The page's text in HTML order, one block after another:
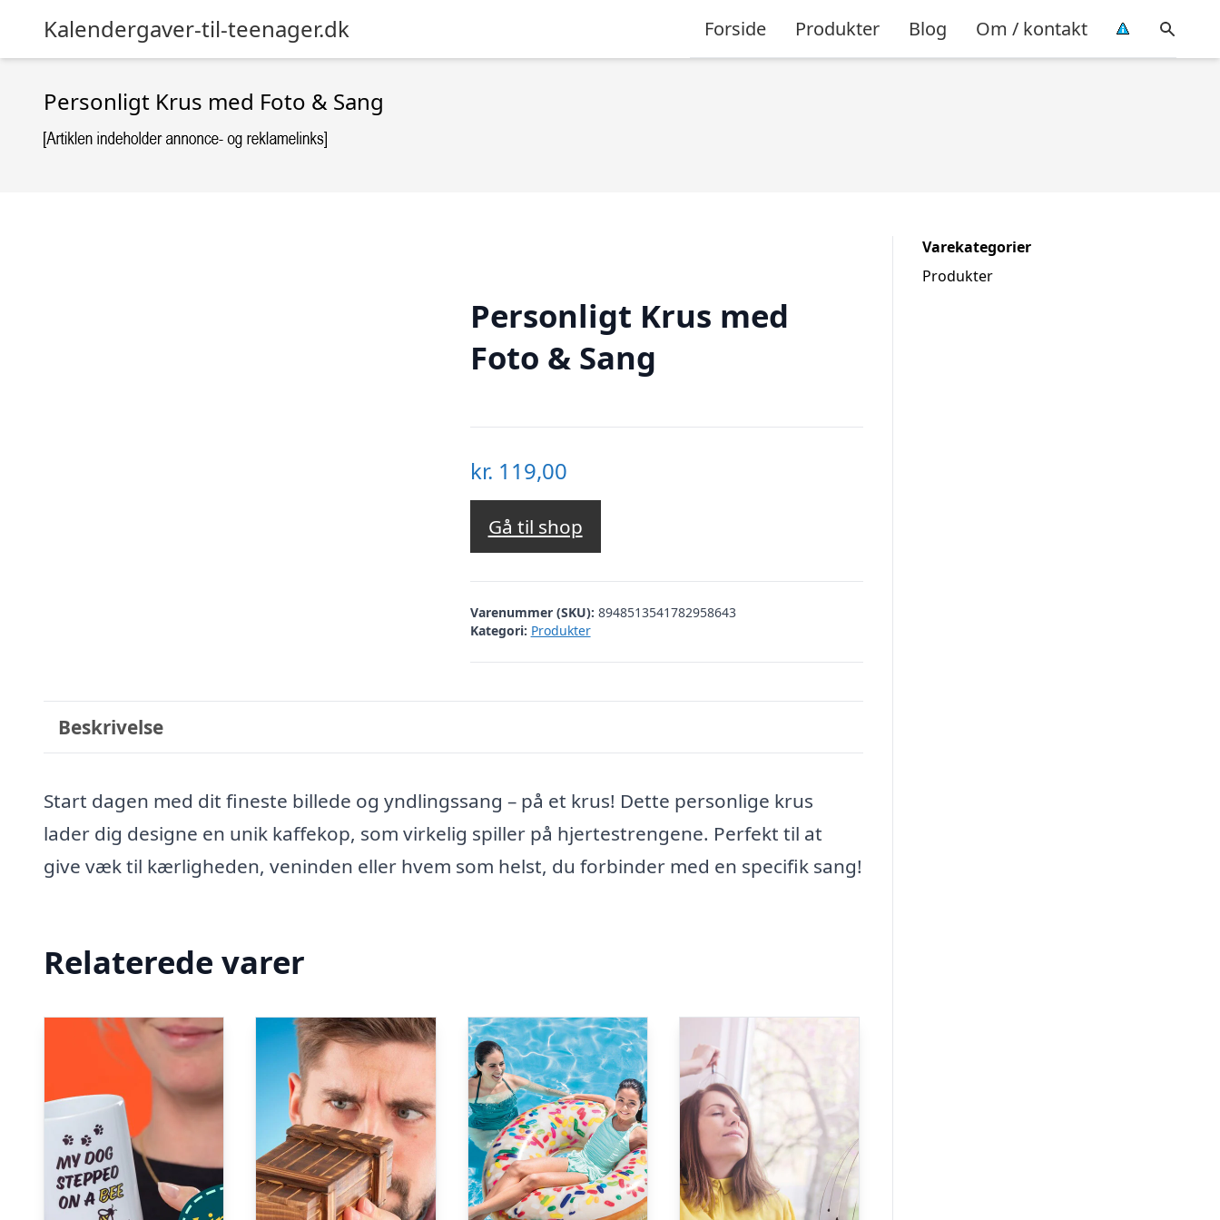
Kalendergaver-til-teenager.dk Forside Produkter Blog Om / kontakt
Personligt Krus med Foto & Sang
Personligt Krus med
Foto & Sang
kr. 119,00
Gå til shop
Varenummer (SKU): 8948513541782958643
Kategori: Produkter
Beskrivelse
Start dagen med dit fineste billede og yndlingssang – på et krus! Dette personlige krus
lader dig designe en unik kaffekop, som virkelig spiller på hjertestrengene. Perfekt til at
give væk til kærligheden, veninden eller hvem som helst, du forbinder med en specifik sang!
Relaterede varer
Varekategorier
Produkter